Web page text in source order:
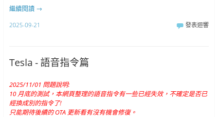
繼續閱讀 →
2025-09-21 發表迴響
Tesla - 語音指令篇
2025/11/01 問題說明:
10 月底的測試，本網頁整理的語音指令有一些已經失效，不確定是否已
經換成別的指令了!
只能期待後續的 OTA 更新看有沒有機會修復。